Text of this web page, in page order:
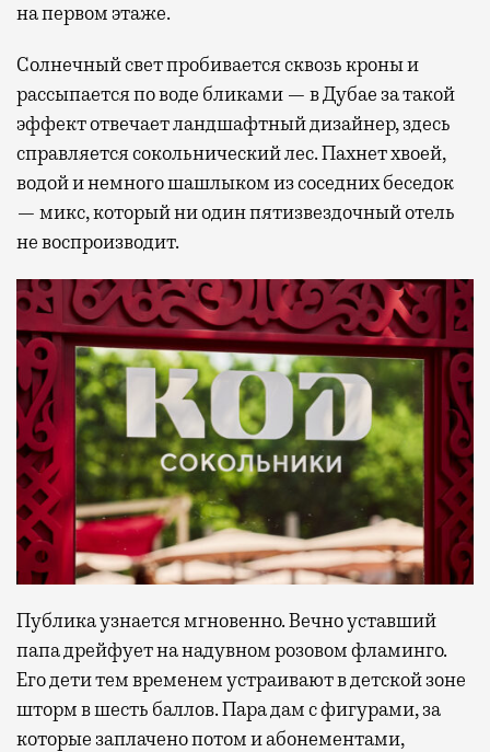
на первом этаже.
Солнечный свет пробивается сквозь кроны и
рассыпается по воде бликами — в Дубае за такой
эффект отвечает ландшафтный дизайнер, здесь
справляется сокольнический лес. Пахнет хвоей,
водой и немного шашлыком из соседних беседок
— микс, который ни один пятизвездочный отель
не воспроизводит.
Публика узнается мгновенно. Вечно уставший
папа дрейфует на надувном розовом фламинго.
Его дети тем временем устраивают в детской зоне
шторм в шесть баллов. Пара дам с фигурами, за
которые заплачено потом и абонементами,